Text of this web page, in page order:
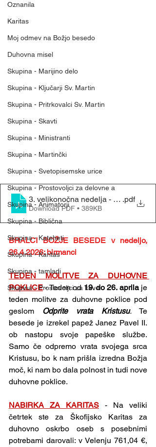
Oznanila
Karitas
Moj odmev na Božjo besedo
Duhovna misel
Skupina - Marijino delo
Skupina - Ključarji Sv. Martin
Skupina - Pritrkovalci Sv. Martin
Skupina - Skavti
Skupina - Ministranti
Skupina - Martinčki
Skupina - Svetopisemske urice
Skupina - Prostovoljci za delovne a
Skupina - Animatorji
Skupina - Biblična
Skupina - Kateheti
Skupina - Karitas
Skupina - tamladi
Skupina - Prostovoljci za kavo
3. velikonočna nedelja - (19. 4. 2026)
.pdf
Download PDF • 389KB
BRALCI BOŽJE BESEDE v nedeljo,
26.4.2026: birmanci
TEDEN MOLITVE ZA DUHOVNE
POKLICE -Teden od 19. do 26. aprila je
teden molitve za duhovne poklice pod
geslom Odprite vrata Kristusu. Te
besede je izrekel papež Janez Pavel II.
ob nastopu svoje papeške službe.
Samo če odpremo vrata svojega srca
Kristusu, bo k nam prišla izredna Božja
moč, ki nam bo dala polnost in tudi nove
duhovne poklice.
NABIRKA ZA KARITAS -
Na veliki
četrtek ste za Škofijsko Karitas za
duhovno oskrbo oseb s posebnimi
potrebami darovali: v Velenju 761,04 €,